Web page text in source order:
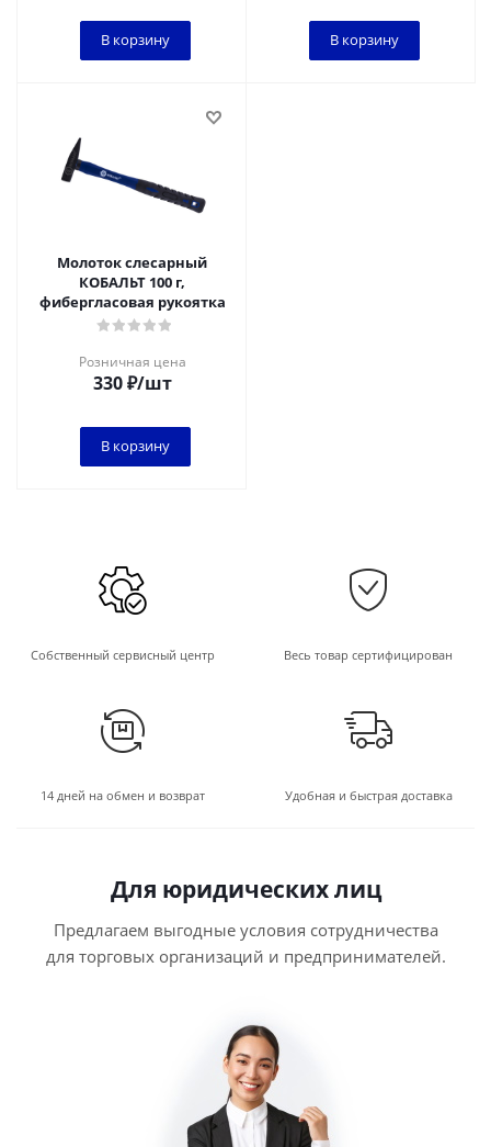
В корзину В корзину
Молоток слесарный
КОБАЛЬТ 100 г,
фибергласовая рукоятка
Розничная цена
330₽/шт
В корзину
Собственный сервисный центр Весь товар сертифицирован
14 дней на обмен и возврат Удобная и быстрая доставка
Для юридических лиц
Предлагаем выгодные условия сотрудничества
для торговых организаций и предпринимателей.